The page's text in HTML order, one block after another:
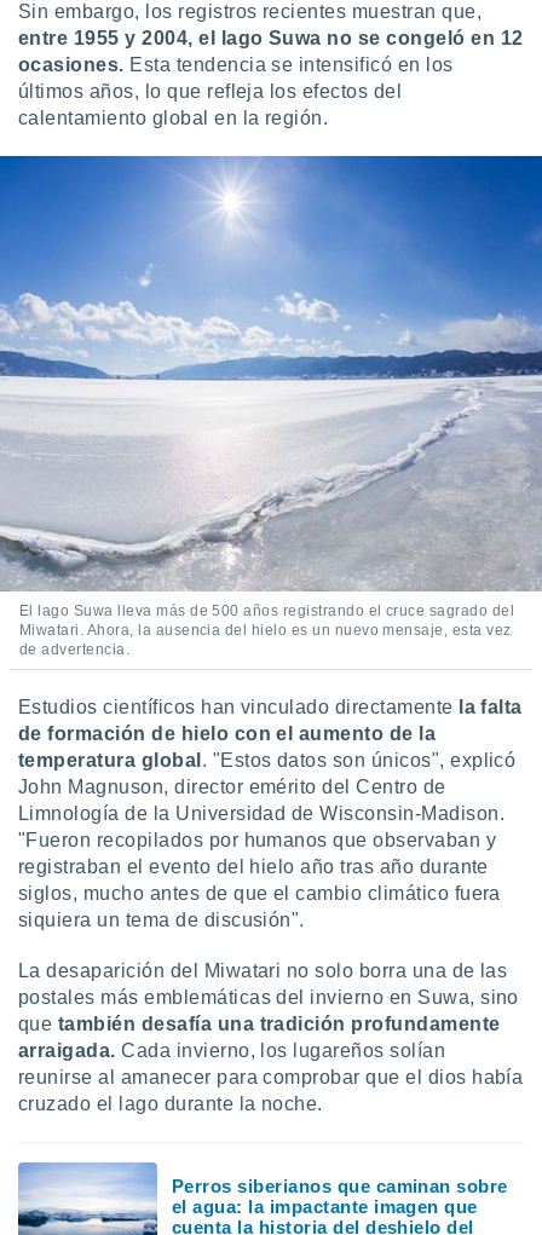
Sin embargo, los registros recientes muestran que,
entre 1955 y 2004, el lago Suwa no se congeló en 12
ocasiones. Esta tendencia se intensificó en los
últimos años, lo que refleja los efectos del
calentamiento global en la región.
El lago Suwa lleva más de 500 años registrando el cruce sagrado del
Miwatari. Ahora, la ausencia del hielo es un nuevo mensaje, esta vez
de advertencia.
Estudios científicos han vinculado directamente la falta
de formación de hielo con el aumento de la
temperatura global . "Estos datos son únicos", explicó
John Magnuson, director emérito del Centro de
Limnología de la Universidad de Wisconsin-Madison.
"Fueron recopilados por humanos que observaban y
registraban el evento del hielo año tras año durante
siglos, mucho antes de que el cambio climático fuera
siquiera un tema de discusión".
La desaparición del Miwatari no solo borra una de las
postales más emblemáticas del invierno en Suwa, sino
que también desafía una tradición profundamente
arraigada. Cada invierno, los lugareños solían
reunirse al amanecer para comprobar que el dios había
cruzado el lago durante la noche.
Perros siberianos que caminan sobre
el agua: la impactante imagen que
cuenta la historia del deshielo del